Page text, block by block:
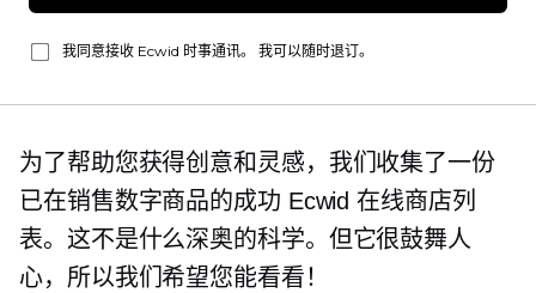
我同意接收 Ecwid 时事通讯。 我可以随时退订。
为了帮助您获得创意和灵感，我们收集了一份
已在销售数字商品的成功 Ecwid 在线商店列
表。这不是什么深奥的科学。但它很鼓舞人
心，所以我们希望您能看看！